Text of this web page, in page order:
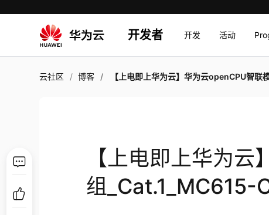
开发者 开发 活动
云社区 博客 【上电即上华为云】华为云openCPU智联模组_Cat.1_MC615-CN-L610-CN_GPS定位
【上电即上华为
组_Cat.1_MC615-